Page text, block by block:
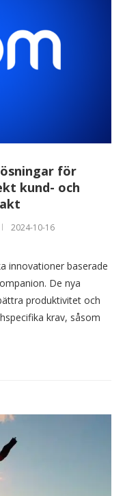
för
kund- och
2024-10-16
innovationer baserade
De nya
produktivitet och
krav, såsom